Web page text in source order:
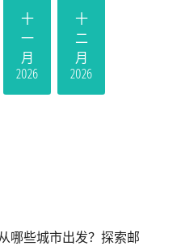
十
一
月
2026
十
二
月
2026
哪些城市出发？探索邮